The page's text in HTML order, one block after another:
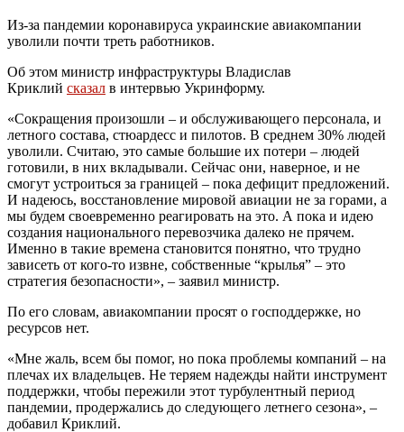
Из-за пандемии коронавируса украинские авиакомпании
уволили почти треть работников.
Об этом министр инфраструктуры Владислав
Криклий сказал в интервью Укринформу.
«Сокращения произошли – и обслуживающего персонала, и
летного состава, стюардесс и пилотов. В среднем 30% людей
уволили. Считаю, это самые большие их потери – людей
готовили, в них вкладывали. Сейчас они, наверное, и не
смогут устроиться за границей – пока дефицит предложений.
И надеюсь, восстановление мировой авиации не за горами, а
мы будем своевременно реагировать на это. А пока и идею
создания национального перевозчика далеко не прячем.
Именно в такие времена становится понятно, что трудно
зависеть от кого-то извне, собственные “крылья” – это
стратегия безопасности», – заявил министр.
По его словам, авиакомпании просят о господдержке, но
ресурсов нет.
«Мне жаль, всем бы помог, но пока проблемы компаний – на
плечах их владельцев. Не теряем надежды найти инструмент
поддержки, чтобы пережили этот турбулентный период
пандемии, продержались до следующего летнего сезона», –
добавил Криклий.